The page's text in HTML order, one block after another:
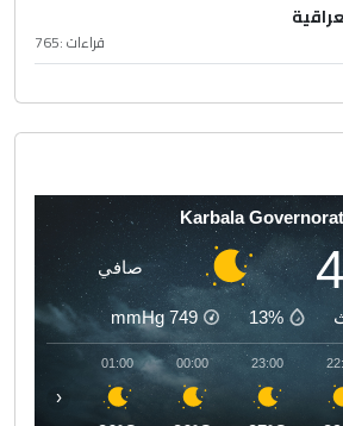
قراءات :765
Karbala
صافي
13%
749
mmHg
23:00
00:00
01:00
‹